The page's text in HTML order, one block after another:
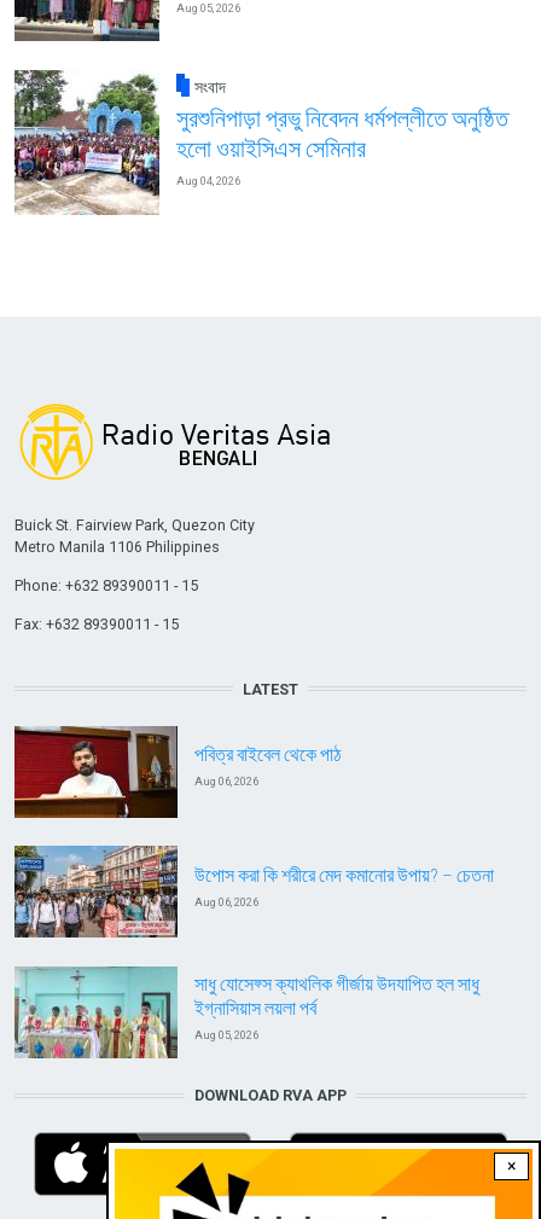
Aug 05, 2026
সংবাদ
সুরশুনিপাড়া প্রভু নিবেদন ধর্মপল্লীতে অনুষ্ঠিত
হলো ওয়াইসিএস সেমিনার
Aug 04, 2026
×
Buick St. Fairview Park, Quezon City
Metro Manila 1106 Philippines
Phone: +632 89390011 - 15
Fax: +632 89390011 - 15
LATEST
পবিত্র বাইবেল থেকে পাঠ
Aug 06, 2026
উপোস করা কি শরীরে মেদ কমানোর উপায়? – চেতনা
Aug 06, 2026
সাধু যোসেফ্স ক্যাথলিক গীর্জায় উদযাপিত হল সাধু
ইগ্নাসিয়াস লয়লা পর্ব
Aug 05, 2026
DOWNLOAD RVA APP